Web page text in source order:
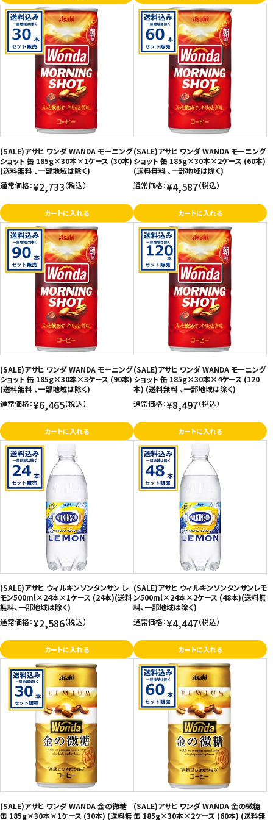
(SALE)アサヒ ワンダ WANDA モーニング
ショット 缶 185g×30本×1ケース (30本)
(送料無料 、一部地域は除く)
通常価格：¥2,733（税込）
カートに入れる
(SALE)アサヒ ワンダ WANDA モーニング
ショット 缶 185g×30本×2ケース (60本)
(送料無料 、一部地域は除く)
通常価格：¥4,587（税込）
カートに入れる
(SALE)アサヒ ワンダ WANDA モーニング
ショット 缶 185g×30本×3ケース (90本)
(送料無料 、一部地域は除く)
通常価格：¥6,465（税込）
カートに入れる
(SALE)アサヒ ワンダ WANDA モーニング
ショット 缶 185g×30本×4ケース (120
本) (送料無料 、一部地域は除く)
通常価格：¥8,497（税込）
カートに入れる
(SALE)アサヒ ウィルキンソンタンサン レ
モン500ml×24本×1ケース (24本)(送料
無料、一部地域は除く)
通常価格：¥2,586（税込）
カートに入れる
(SALE)アサヒ ウィルキンソンタンサンレモ
ン500ml×24本×2ケース (48本)(送料無
料、一部地域は除く)
通常価格：¥4,447（税込）
カートに入れる
(SALE)アサヒ ワンダ WANDA 金の微糖
缶 185g×30本×1ケース (30本) (送料無
(SALE)アサヒ ワンダ WANDA 金の微糖
缶 185g×30本×2ケース (60本) (送料無